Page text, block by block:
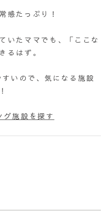
感たっぷり！
いたママでも、「ここな
るはず。
いので、気になる施設
グ施設を探す